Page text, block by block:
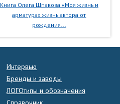
Книга Олега Шпакова «Моя жизнь и
арматура» жизнь автора от
рождения...
Интервью
Бренды и заводы
ЛОГОтипы и обозначения